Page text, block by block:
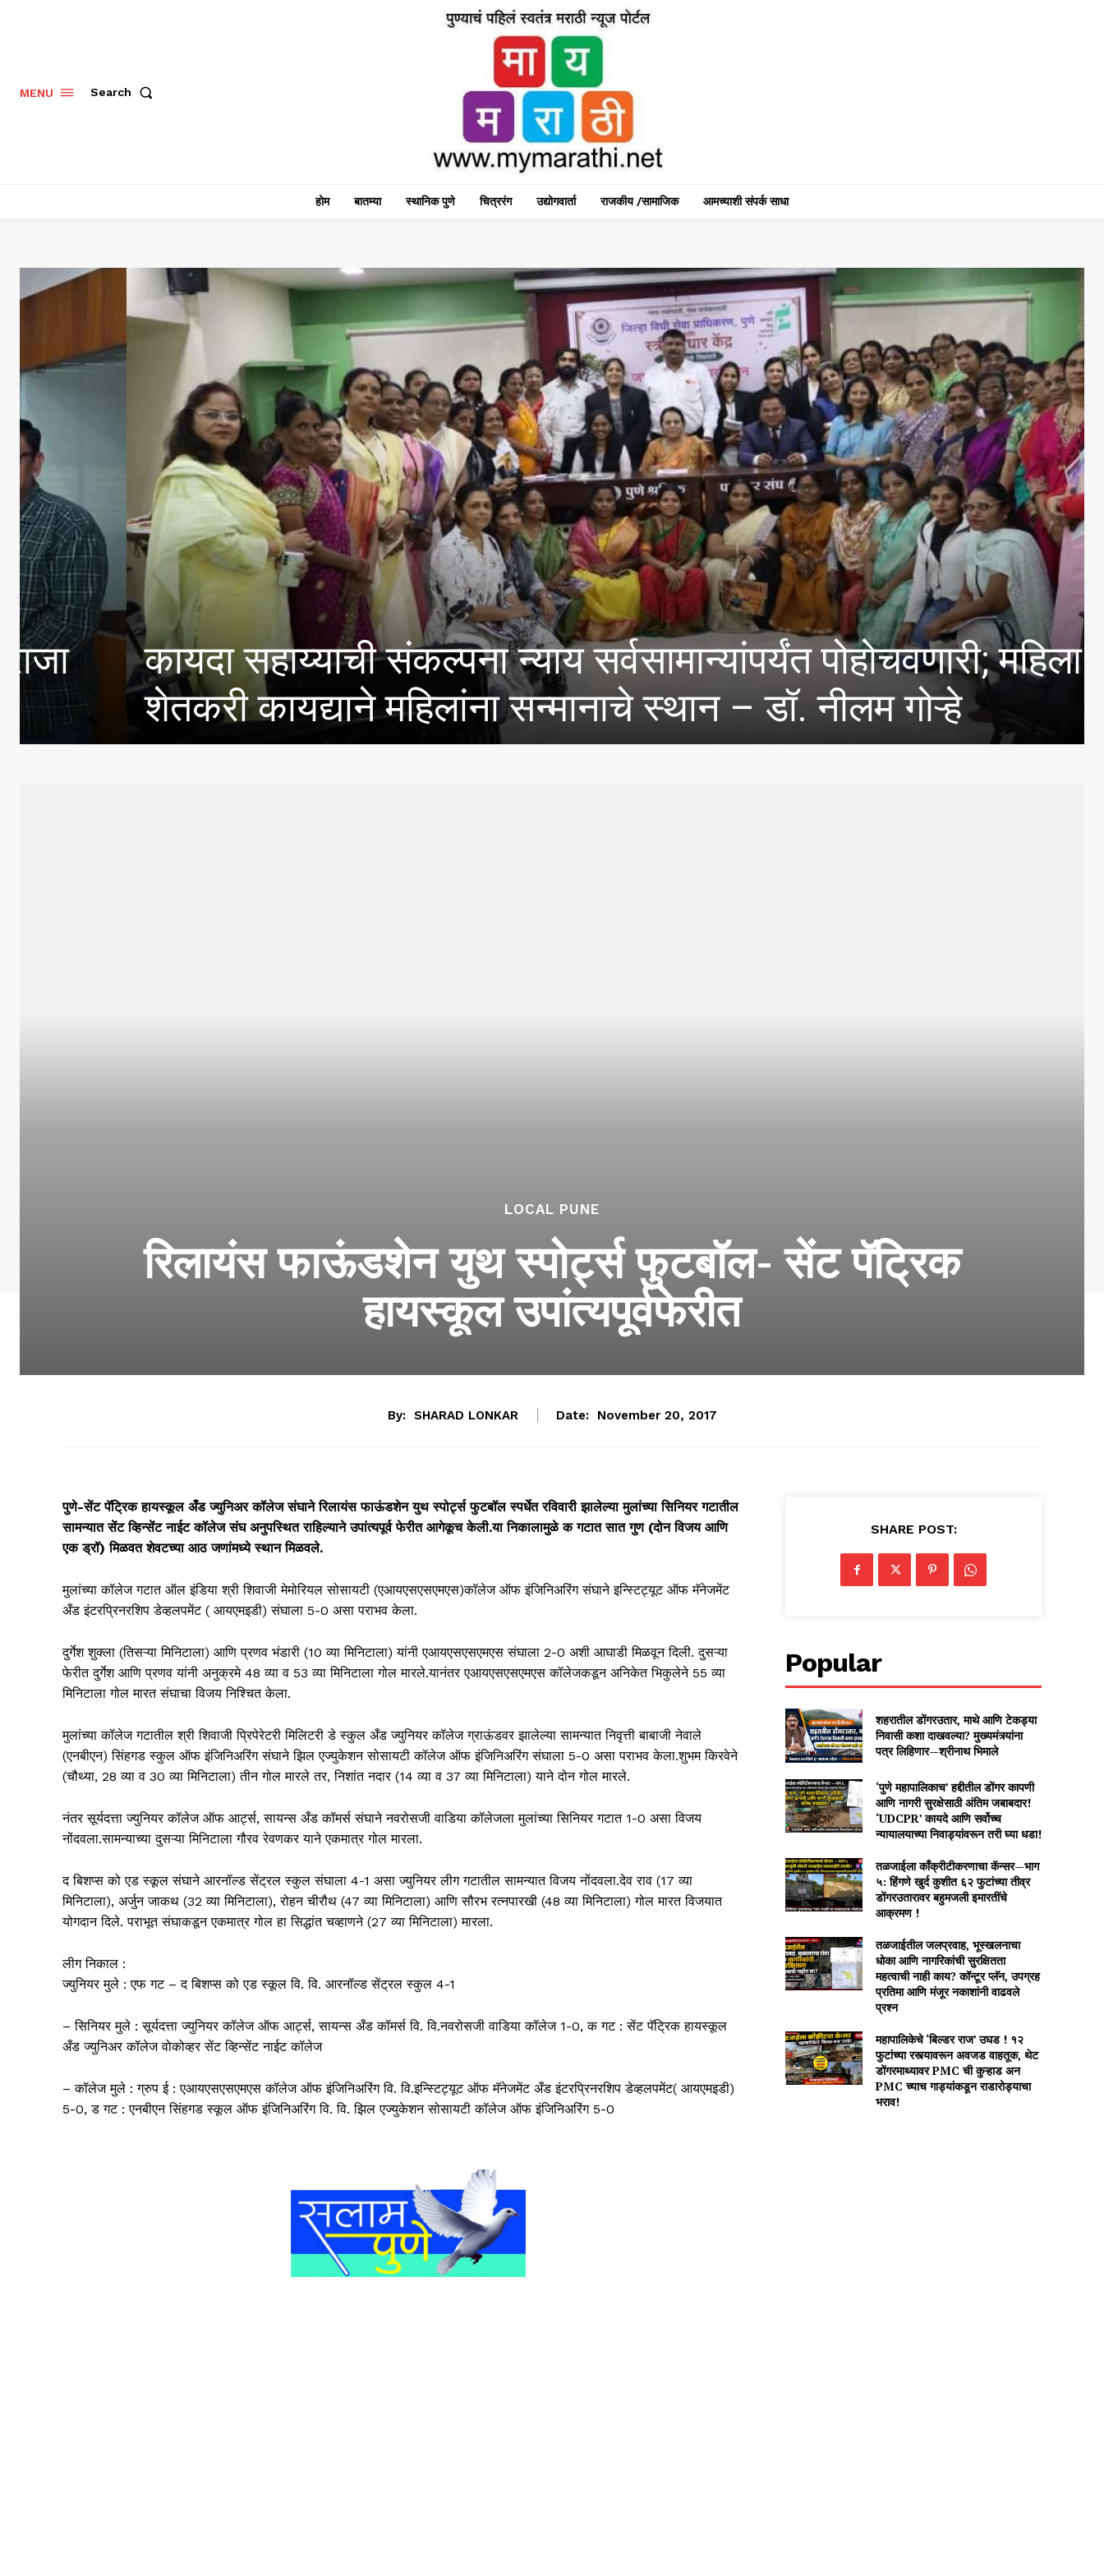
MENU Search
होम बातम्या स्थानिक पुणे चित्ररंग उद्योगवार्ता राजकीय /सामाजिक आमच्याशी संपर्क साधा
कायदा सहाय्याची संकल्पना न्याय सर्वसामान्यांपर्यंत पोहोचवणारी; महिला
शेतकरी कायद्याने महिलांना सन्मानाचे स्थान – डॉ. नीलम गोऱ्हे
LOCAL PUNE
रिलायंस फाऊंडशेन युथ स्पोर्ट्स फुटबॉल- सेंट पॅट्रिक
हायस्कूल उपांत्यपूर्वफेरीत
By: SHARAD LONKAR Date: November 20, 2017
पुणे-सेंट पॅट्रिक हायस्कूल अँड ज्युनिअर कॉलेज संघाने रिलायंस फाऊंडशेन युथ स्पोर्ट्स फुटबॉल स्पर्धेत रविवारी झालेल्या मुलांच्या सिनियर गटातील
सामन्यात सेंट व्हिन्सेंट नाईट कॉलेज संघ अनुपस्थित राहिल्याने उपांत्यपूर्व फेरीत आगेकूच केली.या निकालामुळे क गटात सात गुण (दोन विजय आणि
एक ड्रॉ) मिळवत शेवटच्या आठ जणांमध्ये स्थान मिळवले.
मुलांच्या कॉलेज गटात ऑल इंडिया श्री शिवाजी मेमोरियल सोसायटी (एआयएसएसएमएस)कॉलेज ऑफ इंजिनिअरिंग संघाने इन्स्टिट्यूट ऑफ मॅनेजमेंट
अँड इंटरप्रिनरशिप डेव्हलपमेंट ( आयएमइडी) संघाला 5-0 असा पराभव केला.
दुर्गेश शुक्ला (तिसऱ्या मिनिटाला) आणि प्रणव भंडारी (10 व्या मिनिटाला) यांनी एआयएसएसएमएस संघाला 2-0 अशी आघाडी मिळवून दिली. दुसऱ्या
फेरीत दुर्गेश आणि प्रणव यांनी अनुक्रमे 48 व्या व 53 व्या मिनिटाला गोल मारले.यानंतर एआयएसएसएमएस कॉलेजकडून अनिकेत भिकुलेने 55 व्या
मिनिटाला गोल मारत संघाचा विजय निश्चित केला.
मुलांच्या कॉलेज गटातील श्री शिवाजी प्रिपेरेटरी मिलिटरी डे स्कुल अँड ज्युनियर कॉलेज ग्राऊंडवर झालेल्या सामन्यात निवृत्ती बाबाजी नेवाले
(एनबीएन) सिंहगड स्कुल ऑफ इंजिनिअरिंग संघाने झिल एज्युकेशन सोसायटी कॉलेज ऑफ इंजिनिअरिंग संघाला 5-0 असा पराभव केला.शुभम किरवेने
(चौथ्या, 28 व्या व 30 व्या मिनिटाला) तीन गोल मारले तर, निशांत नदार (14 व्या व 37 व्या मिनिटाला) याने दोन गोल मारले.
नंतर सूर्यदत्ता ज्युनियर कॉलेज ऑफ आर्ट्स, सायन्स अँड कॉमर्स संघाने नवरोसजी वाडिया कॉलेजला मुलांच्या सिनियर गटात 1-0 असा विजय
नोंदवला.सामन्याच्या दुसऱ्या मिनिटाला गौरव रेवणकर याने एकमात्र गोल मारला.
द बिशप्स को एड स्कूल संघाने आरनॉल्ड सेंट्रल स्कुल संघाला 4-1 असा ज्युनियर लीग गटातील सामन्यात विजय नोंदवला.देव राव (17 व्या
मिनिटाला), अर्जुन जाकथ (32 व्या मिनिटाला), रोहन चीरौथ (47 व्या मिनिटाला) आणि सौरभ रत्नपारखी (48 व्या मिनिटाला) गोल मारत विजयात
योगदान दिले. पराभूत संघाकडून एकमात्र गोल हा सिद्धांत चव्हाणने (27 व्या मिनिटाला) मारला.
लीग निकाल :
ज्युनियर मुले : एफ गट – द बिशप्स को एड स्कूल वि. वि. आरनॉल्ड सेंट्रल स्कुल 4-1
– सिनियर मुले : सूर्यदत्ता ज्युनियर कॉलेज ऑफ आर्ट्स, सायन्स अँड कॉमर्स वि. वि.नवरोसजी वाडिया कॉलेज 1-0, क गट : सेंट पॅट्रिक हायस्कूल
अँड ज्युनिअर कॉलेज वोकोव्हर सेंट व्हिन्सेंट नाईट कॉलेज
– कॉलेज मुले : ग्रुप ई : एआयएसएसएमएस कॉलेज ऑफ इंजिनिअरिंग वि. वि.इन्स्टिट्यूट ऑफ मॅनेजमेंट अँड इंटरप्रिनरशिप डेव्हलपमेंट( आयएमइडी)
5-0, ड गट : एनबीएन सिंहगड स्कूल ऑफ इंजिनिअरिंग वि. वि. झिल एज्युकेशन सोसायटी कॉलेज ऑफ इंजिनिअरिंग 5-0
SHARE POST:
Popular
शहरातील डोंगरउतार, माथे आणि टेकड्या
निवासी कशा दाखवल्या? मुख्यमंत्र्यांना
पत्र लिहिणार—श्रीनाथ भिमाले
‘पुणे महापालिकाच’ हद्दीतील डोंगर कापणी
आणि नागरी सुरक्षेसाठी अंतिम जबाबदार!
‘UDCPR’ कायदे आणि सर्वोच्च
न्यायालयाच्या निवाड्यांवरून तरी घ्या धडा!
तळजाईला काँक्रीटीकरणाचा कॅन्सर—भाग
५: हिंगणे खुर्द कुशीत ६२ फुटांच्या तीव्र
डोंगरउतारावर बहुमजली इमारतींचे
आक्रमण !
तळजाईतील जलप्रवाह, भूस्खलनाचा
धोका आणि नागरिकांची सुरक्षितता
महत्वाची नाही काय? कॉन्टूर प्लॅन, उपग्रह
प्रतिमा आणि मंजूर नकाशांनी वाढवले
प्रश्न
महापालिकेचे ‘बिल्डर राज’ उघड ! १२
फुटांच्या रस्त्यावरून अवजड वाहतूक, थेट
डोंगरमाथ्यावर PMC ची कुऱ्हाड अन
PMC च्याच गाड्यांकडून राडारोड्याचा
भराव!